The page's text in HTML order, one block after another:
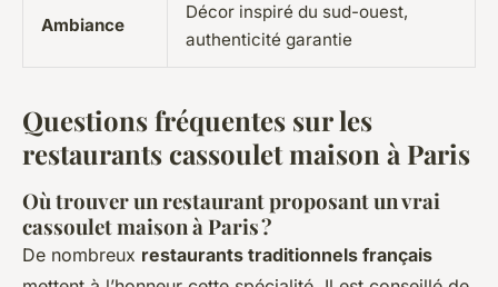
Ambiance
Décor inspiré du sud-ouest,
authenticité garantie
Questions fréquentes sur les
restaurants cassoulet maison à Paris
Où trouver un restaurant proposant un vrai
cassoulet maison à Paris ?
De nombreux restaurants traditionnels français